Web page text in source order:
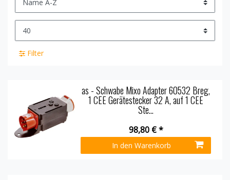
Filter
as - Schwabe Mixo Adapter 60532 Breg,
1 CEE Gerätestecker 32 A, auf 1 CEE
Ste...
98,80 € *
In den Warenkorb